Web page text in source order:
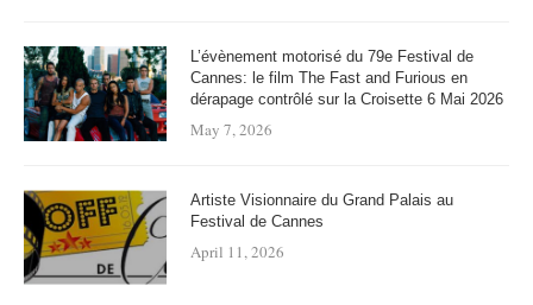
L’évènement motorisé du 79e Festival de
Cannes: le film The Fast and Furious en
dérapage contrôlé sur la Croisette 6 Mai 2026
May 7, 2026
Artiste Visionnaire du Grand Palais au
Festival de Cannes
April 11, 2026